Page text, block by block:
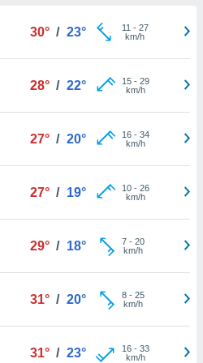
30° / 23° 11 - 27
km/h
28° / 22° 15- 29
km/h
27° / 20° 16- 34
km/h
27° / 19° 10- 26
km/h
29° / 18° 7- 20
km/h
31° / 20° 8- 25
km/h
31° / 23° 16- 33
km/h